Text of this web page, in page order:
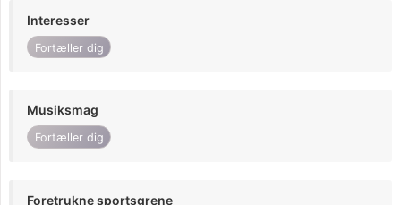
Interesser
Fortæller dig
Musiksmag
Fortæller dig
Foretrukne sportsgrene